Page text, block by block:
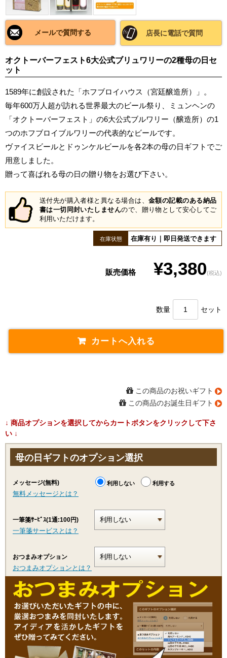
メールで質問する 店長に電話で質問
オクトーバーフェスト6大公式ブリュワリーの2種母の日セ
ット
1589年に創設された「ホフブロイハウス（宮廷醸造所）」。
毎年600万人超が訪れる世界最大のビール祭り、ミュンヘンの
「オクトーバーフェスト」の6大公式ブルワリー（醸造所）の1
つのホフブロイブルワリーの代表的なビールです。
ヴァイスビールとドゥンケルビールを各2本の母の日ギフトでご
用意しました。
贈って喜ばれる母の日の贈り物をお選び下さい。
送付先が購入者様と異なる場合は、 金額の記載のある納品
書は一切同封いたしませんので、贈り物として安心してご
利用いただけます。
在庫状態 在庫有り｜即日発送できます
販売価格¥3,380(税込)
数量 セット
この商品のお祝いギフト
この商品のお誕生日ギフト
↓ 商品オプションを選択してからカートボタンをクリックして下さ
い ↓
母の日ギフトのオプション選択
メッセージ(無料)
無料メッセージとは？
利用しない 利用する
一筆箋ｻｰﾋﾞｽ(1通:100円)
一筆箋サービスとは？
おつまみオプション
おつまみオプションとは？